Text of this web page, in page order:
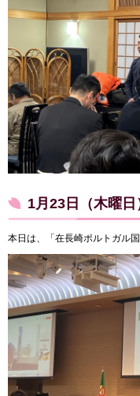
1月23日（木曜日
本日は、「在長崎ポルトガル